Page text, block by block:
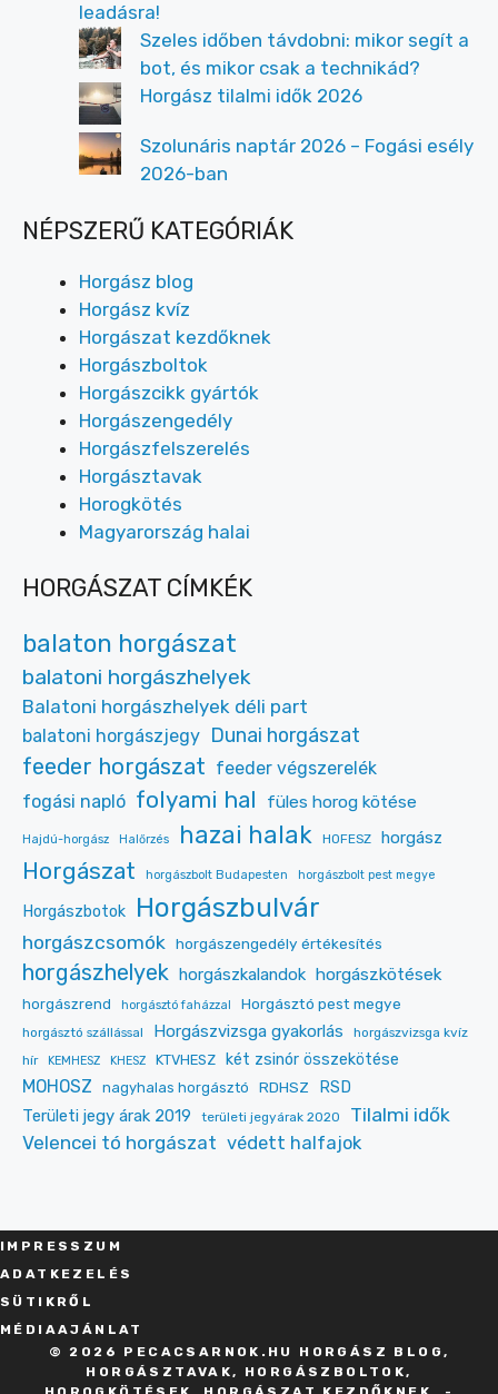
leadásra!
Szeles időben távdobni: mikor segít a
bot, és mikor csak a technikád?
Horgász tilalmi idők 2026
Szolunáris naptár 2026 – Fogási esély
2026-ban
NÉPSZERŰ KATEGÓRIÁK
Horgász blog
Horgász kvíz
Horgászat kezdőknek
Horgászboltok
Horgászcikk gyártók
Horgászengedély
Horgászfelszerelés
Horgásztavak
Horogkötés
Magyarország halai
HORGÁSZAT CÍMKÉK
balaton horgászat
balatoni horgászhelyek
Balatoni horgászhelyek déli part
balatoni horgászjegy Dunai horgászat
feeder horgászat feeder végszerelék
fogási napló folyami hal füles horog kötése
Hajdú-horgász Halőrzés hazai halak HOFESZ horgász
Horgászat horgászbolt Budapesten horgászbolt pest megye
Horgászbotok Horgászbulvár
horgászcsomók horgászengedély értékesítés
horgászhelyek horgászkalandok horgászkötések
horgászrend horgásztó faházzal Horgásztó pest megye
horgásztó szállással Horgászvizsga gyakorlás
horgászvizsga kvíz
hír
KEMHESZ KHESZ KTVHESZ két zsinór összekötése
MOHOSZ nagyhalas horgásztó RDHSZ RSD
Területi jegy árak 2019 területi jegyárak 2020
Tilalmi idők
Velencei tó horgászat védett halfajok
IMPRESSZU M
ADATKEZELÉS
SÜT IKRŐL
MÉDIAAJÁNLAT
© 2026 PECACSARNOK.HU HORGÁSZ BLOG,
HORGÁSZTAVAK, HORGÁSZBOLTOK,